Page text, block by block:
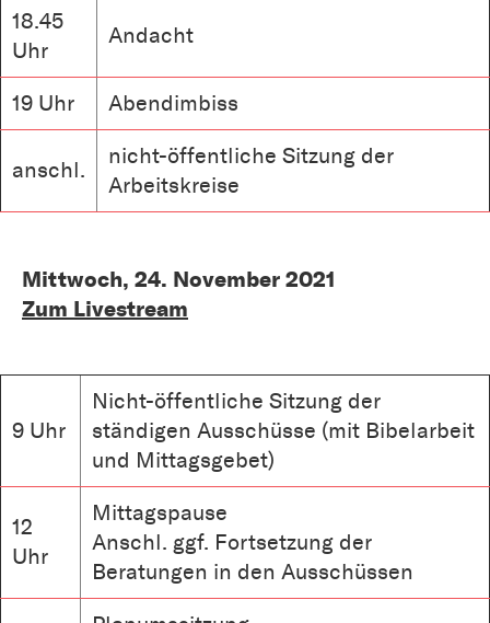
18.45
Uhr
Andacht
19 Uhr Abendimbiss
anschl.
nicht-öffentliche Sitzung der
Arbeitskreise
Mittwoch, 24. November 2021
Zum Livestream
9 Uhr
Nicht-öffentliche Sitzung der
ständigen Ausschüsse (mit Bibelarbeit
und Mittagsgebet)
12
Uhr
Mittagspause
Anschl. ggf. Fortsetzung der
Beratungen in den Ausschüssen